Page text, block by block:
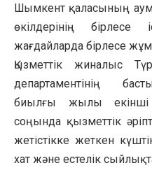
Шымкент қаласының
өкілдерінің
жағдайларда бірлесе
​Қызметтік жиналыс
департаментінің
биылғы жылы екінші
соңында қызметтік
жетістікке жеткен
хат және естелік